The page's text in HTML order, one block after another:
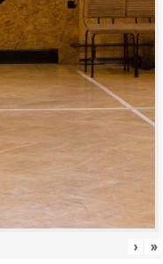
› »